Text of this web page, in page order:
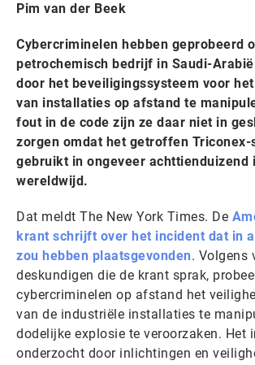
Pim van der Beek
Cybercriminelen hebben geprobeerd
petrochemisch bedrijf in Saudi-
door het beveiligingssysteem voor
van installaties op afstand te
fout in de code zijn ze daar niet in
zorgen omdat het getroffen Triconex-
gebruikt in ongeveer achttienduizend
wereldwijd.
Dat meldt The New York Times. De
krant schrijft over het incident dat in
zou hebben plaatsgevonden. Volgens
deskundigen die de krant sprak,
cybercriminelen op afstand het
van de industriële installaties te
dodelijke explosie te veroorzaken. Het
onderzocht door inlichtingen en